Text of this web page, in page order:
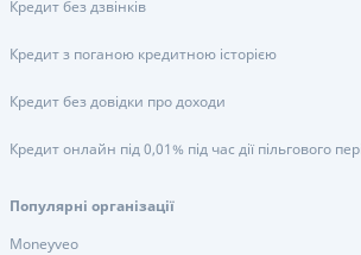
Кредит без дзвінків
Кредит з поганою кредитною історією
Кредит без довідки про доходи
Кредит онлайн під 0,01% під час дії пільгового
Популярні організації
Moneyveo